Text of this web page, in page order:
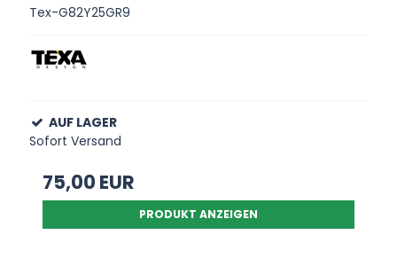
Tex-G82Y25GR9
AUF LAGER
Sofort Versand
75,00 EUR
PRODUKT ANZEIGEN